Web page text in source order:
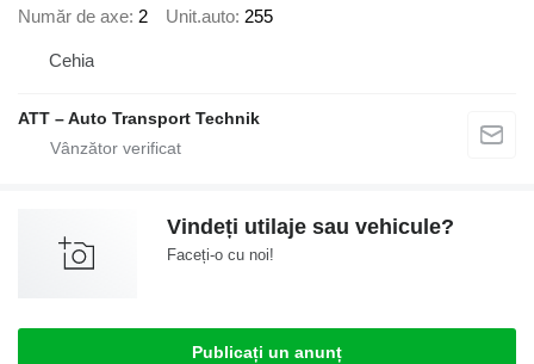
Număr de axe 2 Unit.auto 255
Cehia
ATT – Auto Transport Technik
Vindeți utilaje sau vehicule?
Faceți-o cu noi!
Publicați un anunț